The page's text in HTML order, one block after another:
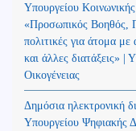
Υπουργείου
«Προσωπικός Βοηθός,
πολιτικές για άτομα με
και άλλες διατάξεις» |
Οικογένειας
Δημόσια ηλεκτρονική
Υπουργείου Ψηφιακής